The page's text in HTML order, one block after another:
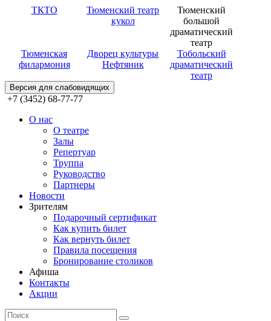
ТКТО
Тюменский театр
кукол
Тюменский
большой
драматический
театр
Тюменская
филармония
Дворец культуры
Нефтяник
Тобольский
драматический
театр
Версия для слабовидящих
+7 (3452) 68-77-77
О нас
О театре
Залы
Репертуар
Труппа
Руководство
Партнеры
Новости
Зрителям
Подарочный сертификат
Как купить билет
Как вернуть билет
Правила посещения
Бронирование столиков
Афиша
Контакты
Акции